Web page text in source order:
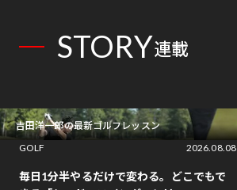
STORY連載
吉田洋一郎の最新ゴルフレッスン
GOLF
2026.08.08
毎日1分半やるだけで変わる。どこでもで